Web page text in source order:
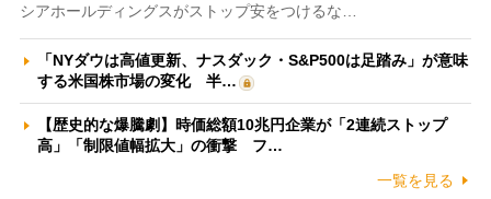
シアホールディングスがストップ安をつけるな…
「NYダウは高値更新、ナスダック・S&P500は足踏み」が意味
する米国株市場の変化 半…
【歴史的な爆騰劇】時価総額10兆円企業が「2連続ストップ
高」「制限値幅拡大」の衝撃 フ…
一覧を見る